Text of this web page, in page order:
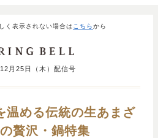
く表示されない場合は こちらから
月25日（木）配信号
温める伝統の生あまざ
贅沢・鍋特集